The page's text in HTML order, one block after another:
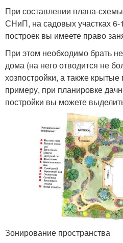
При составлении плана-схемы
СНиП, на садовых участках 6-
построек вы имеете право
При этом необходимо брать
дома (на него отводится не
хозпостройки, а также
примеру, при планировке
постройки вы можете
Зонирование пространства